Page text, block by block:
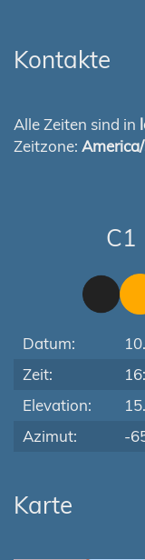
Kontakte
Alle Zeiten sind in
Zeitzone:
C1
Datum:
Zeit:
Elevation:
Azimut:
-
Karte